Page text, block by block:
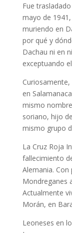
Fue
mayo de
muriendo en
por qué y
Dachau ni en
exceptuando
Curiosamente,
en
mismo
soriano, hijo
mismo grupo
La Cruz Roja
fallecimiento
Alemania.
Mondreganes
Actualmente
Morán, en
Leoneses en